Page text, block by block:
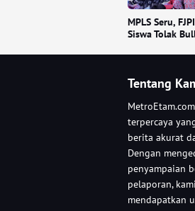
MPLS Seru,
Siswa Tolak
Tentang
terpercaya
berita akurat
Dengan
penyampaian
pelaporan,
mendapatkan